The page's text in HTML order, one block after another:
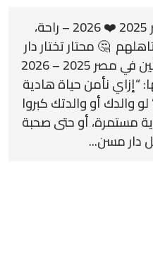
🏡 افضل دار مسنين في مصر 2025 ❤️ 2026 – راحة،
🤔 محتار تختار دار
مسنين لمين؟ افضل دار مسنين في مصر 2025 – 2026
“إزاي نأمن حياة هادية
والدك أو والدتك كبروا
مستمرة، أو حتى صحبة
دار مسن...